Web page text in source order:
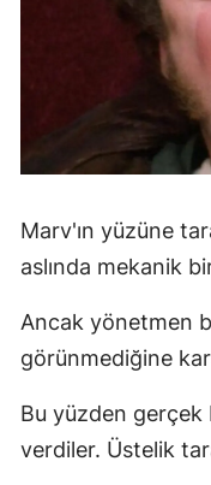
Marv'ın yüzüne
aslında mekanik
Ancak yönetmen
görünmediğine
Bu yüzden
verdiler. Üstelik